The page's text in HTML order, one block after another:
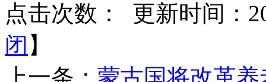
点击次数：
更新时间：
闭 】